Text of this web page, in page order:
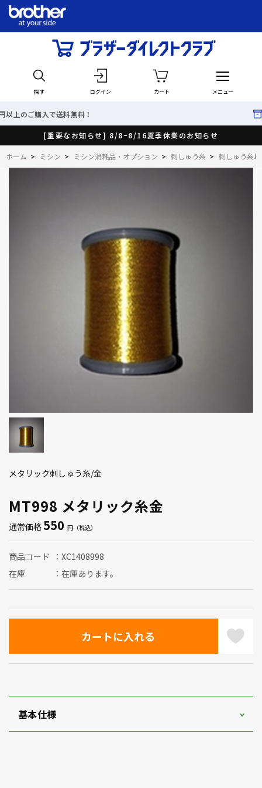
探す ログイン カート メニュー
！
[重要なお知らせ] 8/8~8/16夏季休業のお知らせ
ホーム > ミシン > ミシン消耗品・オプション > 刺しゅう糸 > 刺しゅう糸
MT998 メタリック糸金
メタリック刺しゅう糸/金
通常価格550
商品コード
XC1408998
在庫
在庫あります。
基本仕様